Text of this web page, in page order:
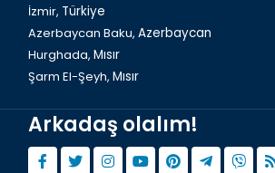
İzmir, Türkiye
Azerbaycan Baku, Azerbaycan
Hurghada, Mısır
Şarm El-Şeyh, Mısır
Arkadaş olalım!